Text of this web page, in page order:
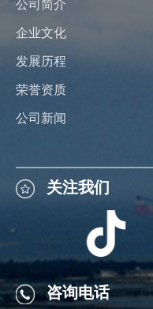
关注我们
公司简介
企业文化
发展历程
荣誉资质
公司新闻
关注我们
咨询电话